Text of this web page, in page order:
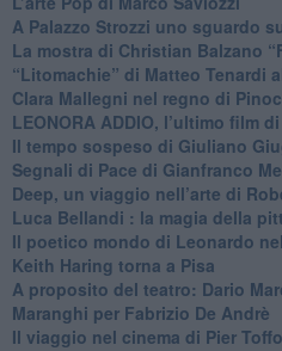
​A Palazzo Strozzi uno sguardo
La mostra di Christian Balzano
​“Litomachie” di Matteo Tenardi
​Clara Mallegni nel regno di
​LEONORA ADDIO, l’ultimo film
Il tempo sospeso di Giuliano
Segnali di Pace di Gianfranco
​Deep, un viaggio nell’arte di
​Luca Bellandi : la magia della
​Il poetico mondo di Leonardo
​Keith Haring torna a Pisa
​A proposito del teatro: Dario
Maranghi per Fabrizio De Andrè
​Il viaggio nel cinema di Pier